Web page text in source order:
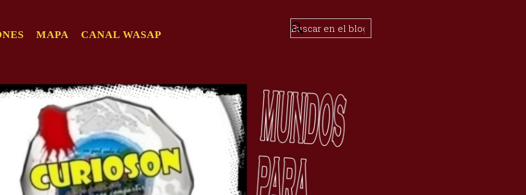
MAPA CANAL WASAP